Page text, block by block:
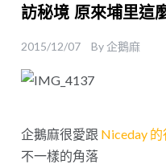
訪秘境 原來埔里這
類生態農場/
2015/12/07 By 企鵝麻
企鵝麻很愛跟 Niceday 的
不一樣的角落